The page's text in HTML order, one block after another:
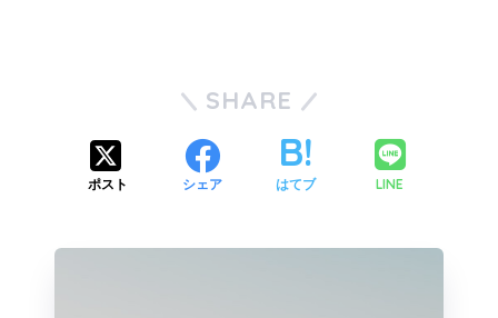
SHARE
ポスト シェア はてブ LINE